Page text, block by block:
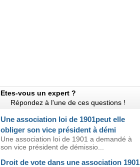
Etes-vous un expert ?
Répondez à l'une de ces questions !
Une association loi de 1901peut elle
obliger son vice président à démi
Une association loi de 1901 a demandé à
son vice président de démissio...
Droit de vote dans une association 1901